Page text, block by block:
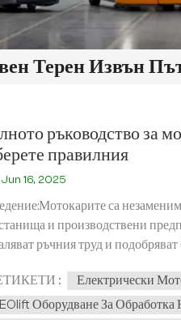
Терен Извън
ръководство за
правилния
Jun 16, 2025
са
и производствени
ръчния труд и
нужди?В този блог ще
Ключови
:
Електрически
Оборудване За